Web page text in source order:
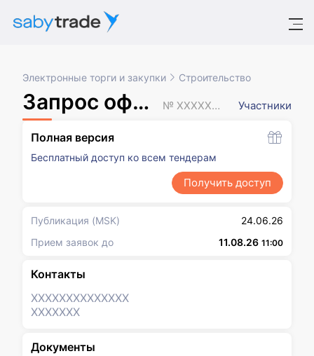
Электронные торги и закупки Строительство
Запрос оферт № XXXXXXX Участники
Полная версия
Бесплатный доступ ко всем тендерам
Получить доступ
Публикация (MSK)
24.06.26
Прием заявок до
11.08.26 11:00
Контакты
XXXXXXXXXXXXXX
XXXXXXX
Документы